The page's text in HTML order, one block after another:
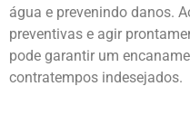
água e prevenindo danos.
preventivas e agir
pode garantir um
contratempos indesejados.